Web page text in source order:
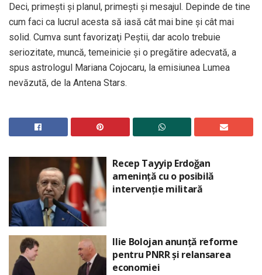
Deci, primești și planul, primești și mesajul. Depinde de tine
cum faci ca lucrul acesta să iasă cât mai bine și cât mai
solid. Cumva sunt favorizaţi Peştii, dar acolo trebuie
seriozitate, muncă, temeinicie și o pregătire adecvată, a
spus astrologul Mariana Cojocaru, la emisiunea Lumea
nevăzută, de la Antena Stars.
Recep Tayyip Erdoğan
amenință cu o posibilă
intervenție militară
Ilie Bolojan anunță reforme
pentru PNRR și relansarea
economiei